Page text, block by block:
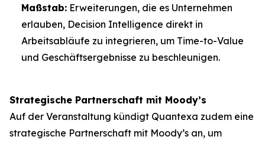
Maßstab: Erweiterungen, die es Unternehmen
erlauben, Decision Intelligence direkt in
Arbeitsabläufe zu integrieren, um Time-to-Value
und Geschäftsergebnisse zu beschleunigen.
Strategische Partnerschaft mit Moody’s
Auf der Veranstaltung kündigt Quantexa zudem eine
strategische Partnerschaft mit Moody’s an, um